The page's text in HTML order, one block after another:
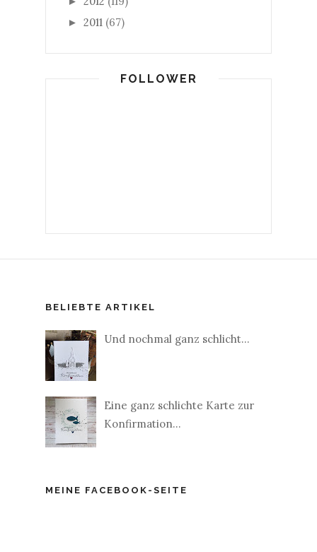
► 2011 (67)
FOLLOWER
BELIEBTE ARTIKEL
Und nochmal ganz schlicht...
Eine ganz schlichte Karte zur
Konfirmation...
MEINE FACEBOOK-SEITE